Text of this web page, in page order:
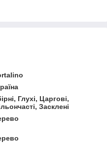
Глухі, Царгові,
Засклені